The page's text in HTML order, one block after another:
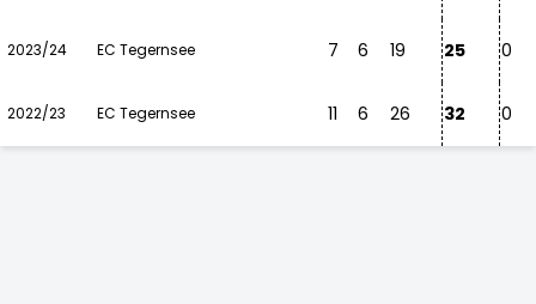
2023/24 EC Tegernsee 7 6 19 25 0
2022/23 EC Tegernsee 11 6 26 32 0